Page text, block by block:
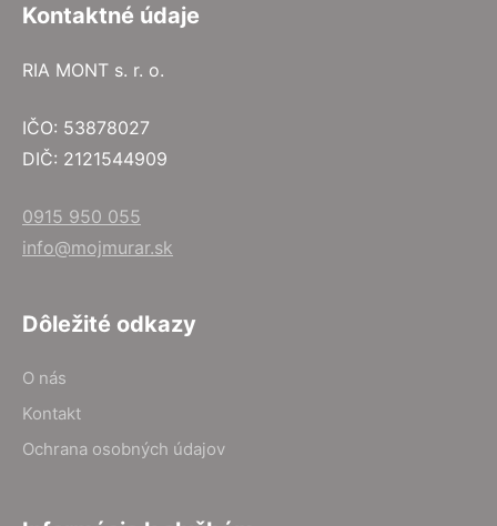
Kontaktné údaje
RIA MONT s. r. o.
IČO: 53878027
DIČ: 2121544909
0915 950 055
info@mojmurar.sk
Dôležité odkazy
O nás
Kontakt
Ochrana osobných údajov